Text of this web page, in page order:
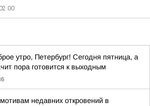
02:00
утро, Петербург! Сегодня пятница, а
пора готовится к выходным
недавних откровений в